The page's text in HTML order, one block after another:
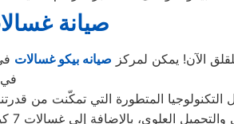
صيانة
الآن! يمكن لمركز صيانه بيكو غسالات
في
المتطورة التي تمكّنت من